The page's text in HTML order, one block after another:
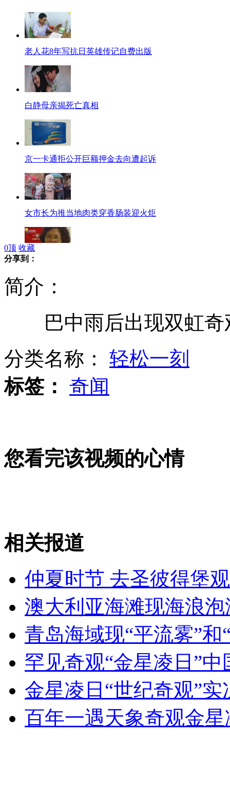
老人花8年写抗日英雄传记自费出版
白静母亲揭死亡真相
京一卡通拒公开巨额押金去向遭起诉
女市长为推当地肉类穿香肠装迎火炬
最美退休教师办7年免费托管班
网传农民用雨水浇地也被收费
山西运城恶犬咬伤多人 警民合力深夜将其击毙
女孩北京地铁殴打老人 痛下狠手拳打脚踢
无痛分娩是否安全 医生回应
外交部：反对强权政治霸凌主义
0顶 收藏
分享到：
简介：
巴中雨后出现双虹奇
分类名称： 轻松一刻
标签： 奇闻
您看完该视频的心情
相关报道
仲夏时节 去圣彼得堡
澳大利亚海滩现海浪
青岛海域现“平流雾”和
罕见奇观“金星凌日”
金星凌日“世纪奇观”
百年一遇天象奇观金